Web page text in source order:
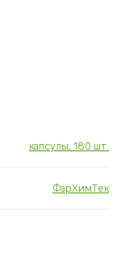
капсулы, 180 шт.
ФарХимТек